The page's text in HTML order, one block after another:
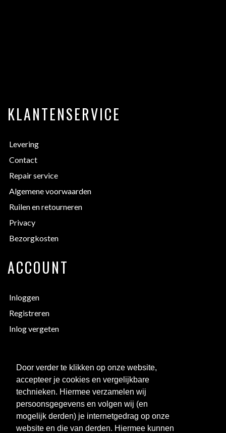
Door verder te klikken op onze website,
accepteer je cookies en vergelijkbare
technieken. Hiermee verzamelen wij
persoonsgegevens en volgen wij (en
mogelijk derden) je internetgedrag op onze
website en die van derden. Hiermee kunnen
KLANTENSERVICE
Levering
Contact
Repair service
Algemene voorwaarden
Ruilen en retourneren
Privacy
Bezorgkosten
ACCOUNT
Inloggen
Registreren
Inlog vergeten
Bedrukken
Maattabellen
Links